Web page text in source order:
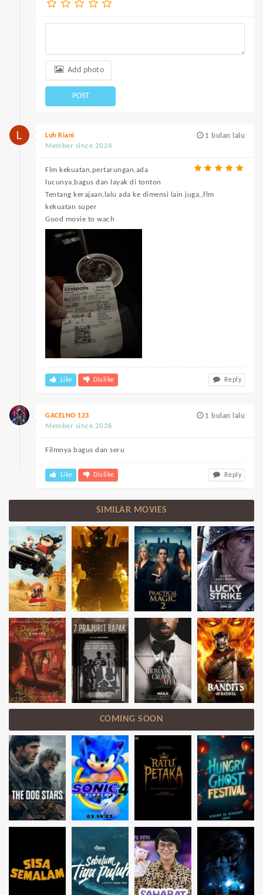
Add photo
POST
1 bulan lalu
Luh Riani
Member since 2024
Flm kekuatan,pertarungan,ada
lucunya,bagus dan layak di tonton
Tentang kerajaan,lalu ada ke dimensi lain juga,,flm
kekuatan super
Good movie to wach
Like Dislike Reply
1 bulan lalu
GACELNO 123
Member since 2026
Filmnya bagus dan seru
Like Dislike Reply
SIMILAR MOVIES
COMING SOON